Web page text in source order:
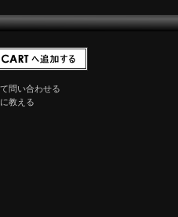
問い合わせる
教える